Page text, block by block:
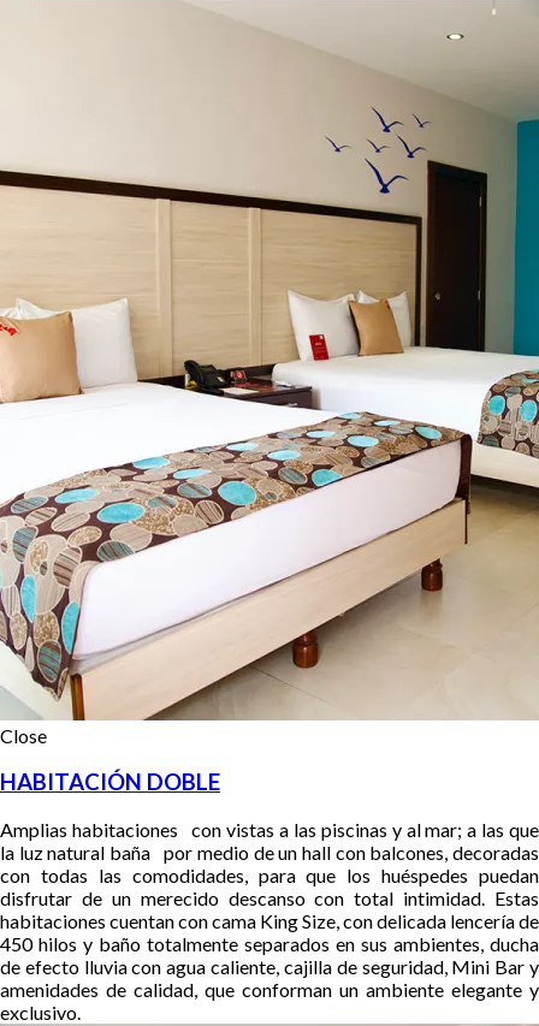
Close
HABITACIÓN DOBLE
Amplias habitaciones con vistas a las piscinas y al mar; a las que
la luz natural baña por medio de un hall con balcones, decoradas
con todas las comodidades, para que los huéspedes puedan
disfrutar de un merecido descanso con total intimidad. Estas
habitaciones cuentan con cama King Size, con delicada lencería de
450 hilos y baño totalmente separados en sus ambientes, ducha
de efecto lluvia con agua caliente, cajilla de seguridad, Mini Bar y
amenidades de calidad, que conforman un ambiente elegante y
exclusivo.